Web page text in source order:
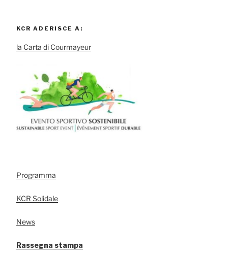
KCR ADERISCE A:
la Carta di Courmayeur
Programma
KCR Solidale
News
Rassegna stampa